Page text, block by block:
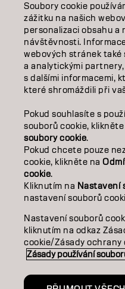
VZDĚLÁVÁNÍ
O NÁS
SALON FINDER
STAŇTE SE
KONTAKTUJTE NÁS
KontaktZásady ochrany
Zásady používání souborů
PřístupnostZávazek k
CZ | CZECH
Soubory cookie
zážitku na našich
personalizaci obsahu a
návštěvnosti.
webových stránek také
a analytickými
s dalšími informacemi,
které shromáždili při
Pokud souhlasíte s
souborů cookie, klikněte
soubory cookie.
Pokud chcete pouze
cookie, klikněte na
cookie.
Kliknutím na Nastavení
nastavení souborů
Nastavení souborů
kliknutím na odkaz
cookie/Zásady
Zásady používání